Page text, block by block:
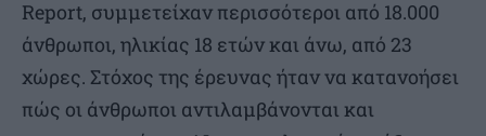
Report, συμμετείχαν περισσότεροι από 18.000
άνθρωποι, ηλικίας 18 ετών και άνω, από 23
χώρες. Στόχος της έρευνας ήταν να κατανοήσει
πώς οι άνθρωποι αντιλαμβάνονται και